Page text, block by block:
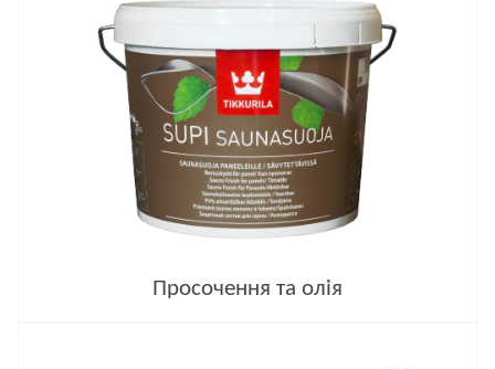
Просочення та олія